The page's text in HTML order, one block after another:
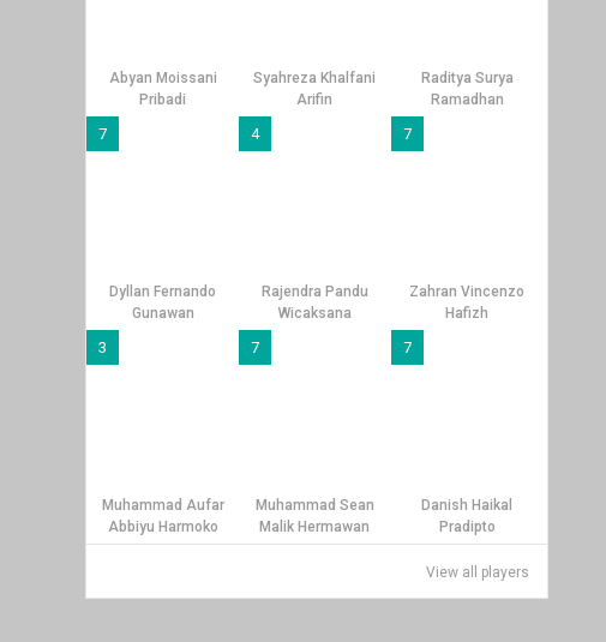
Abyan Moissani
Pribadi
Syahreza Khalfani
Arifin
Raditya Surya
Ramadhan
7
Dyllan Fernando
Gunawan
4
Rajendra Pandu
Wicaksana
7
Zahran Vincenzo
Hafizh
3
Muhammad Aufar
Abbiyu Harmoko
7
Muhammad Sean
Malik Hermawan
7
Danish Haikal
Pradipto
View all players